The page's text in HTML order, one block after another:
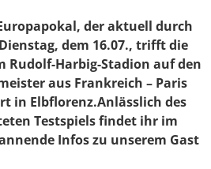
der aktuell durch
dem 16.07., trifft die
Rudolf-Harbig-Stadion auf den
aus Frankreich – Paris
in Elbflorenz.Anlässlich des
Testspiels findet ihr im
Infos zu unserem Gast